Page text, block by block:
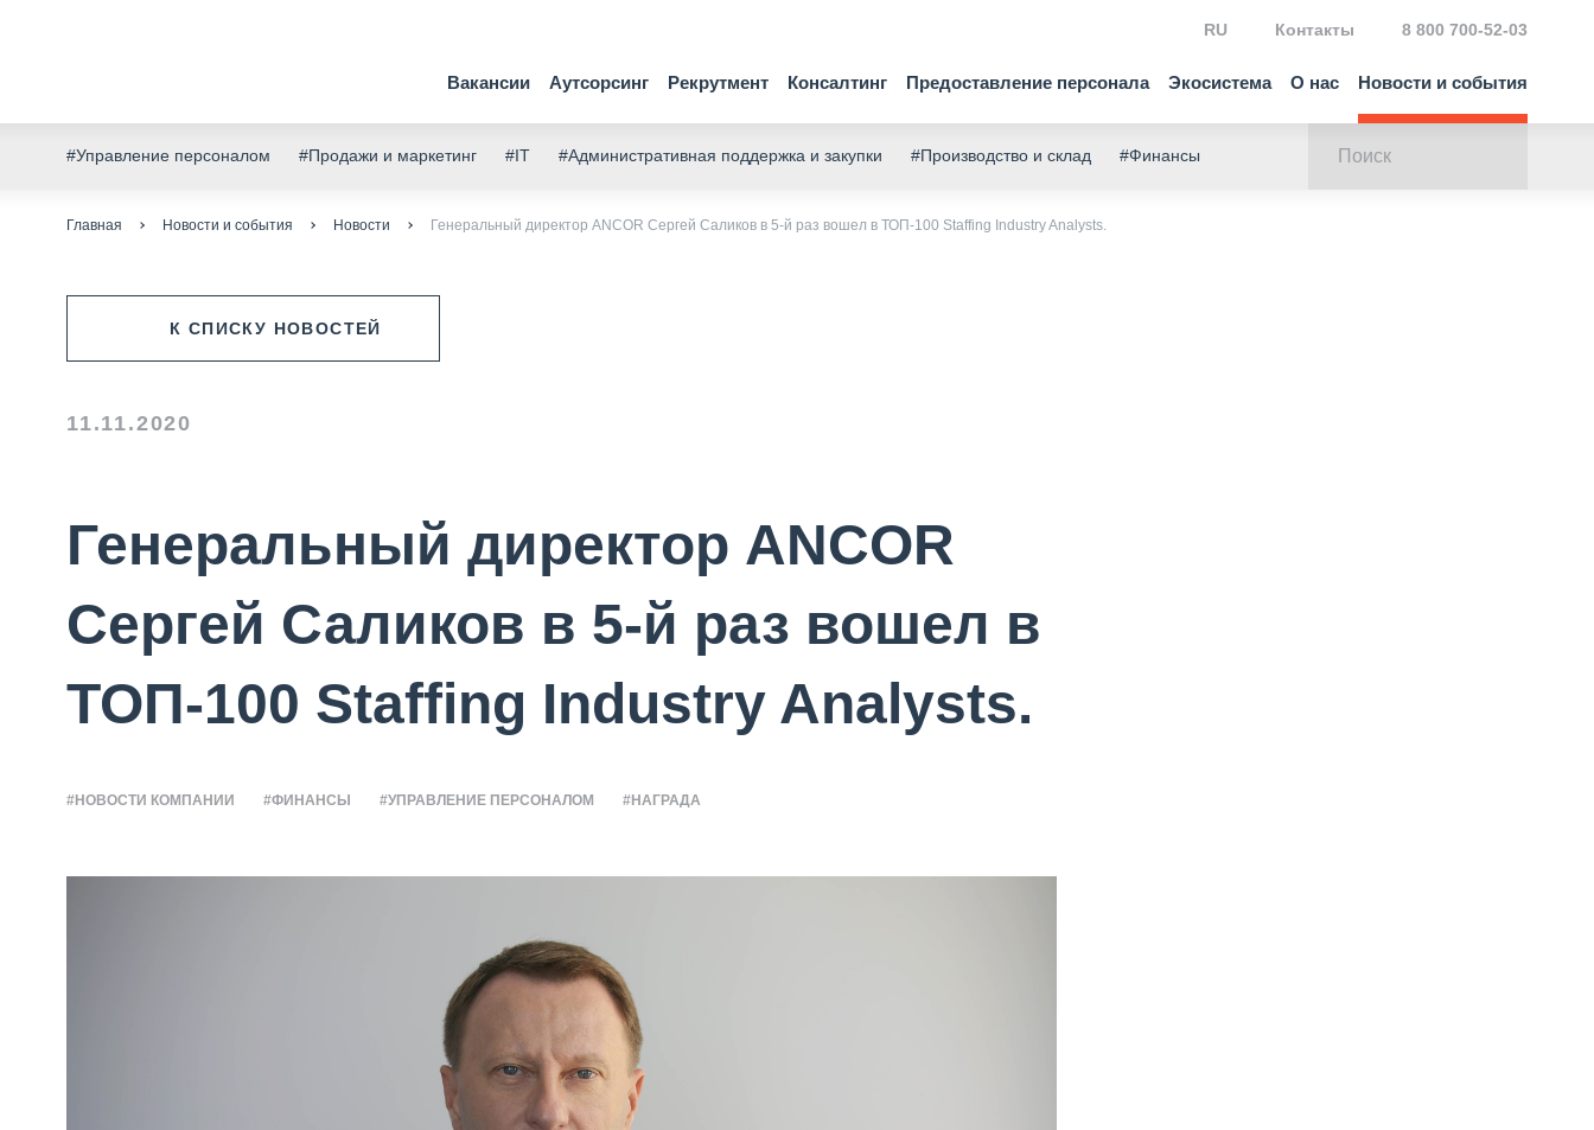
Вакансии Аутсорсинг Рекрутмент Консалтинг Предоставление персонала Экосистема О нас Новости и события
RU Контакты 8 800 700-52-03
#Управление персоналом #Продажи и маркетинг #IT #Административная поддержка и закупки #Производство и склад #Финансы
Главная Новости и события Новости Генеральный директор ANCOR Сергей Саликов в 5-й раз вошел в ТОП-100 Staffing Industry Analysts.
К СПИСКУ НОВОСТЕЙ
11.11.2020
Генеральный директор ANCOR
Сергей Саликов в 5-й раз вошел в
ТОП-100 Staffing Industry Analysts.
#НОВОСТИ КОМПАНИИ #ФИНАНСЫ #УПРАВЛЕНИЕ ПЕРСОНАЛОМ #НАГРАДА